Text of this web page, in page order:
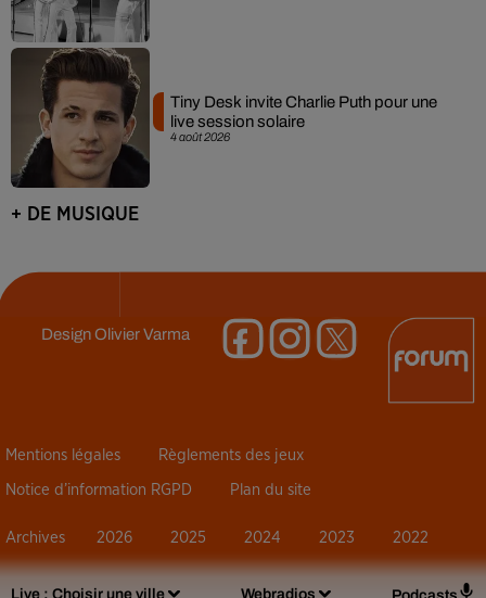
Live : Choisir une ville Webradios
4 août 2026
Tiny Desk invite Charlie Puth pour une
live session solaire
+ DE MUSIQUE
DesignOlivier Varma
Mentions légales Règlements des jeux
Notice d’information RGPD Plan du site
Archives 2026 2025 2024 2023 2022